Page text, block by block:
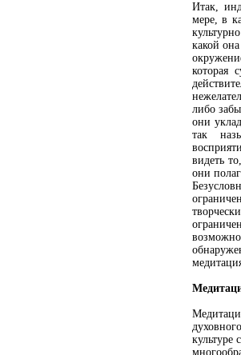
Итак,
мере, в
какой
которая
либо
они
так
видеть
они
культуре